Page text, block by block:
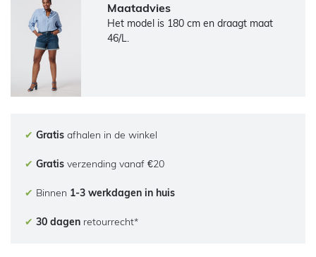
Maatadvies
Het model is 180 cm en draagt maat
46/L.
✔ Gratis afhalen in de winkel
✔ Gratis verzending vanaf €20
✔ Binnen 1-3 werkdagen in huis
✔ 30 dagen retourrecht*